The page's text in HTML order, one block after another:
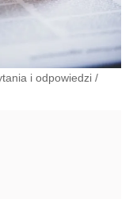
i odpowiedzi /